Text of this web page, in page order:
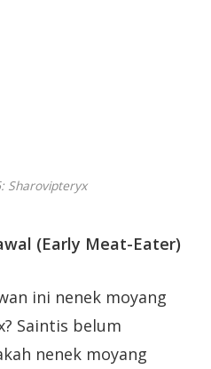
Sharovipteryx
(Early Meat-Eater)
ini nenek moyang
Saintis belum
nenek moyang